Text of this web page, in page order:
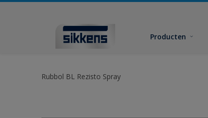
Producten
Rubbol BL Rezisto Spray